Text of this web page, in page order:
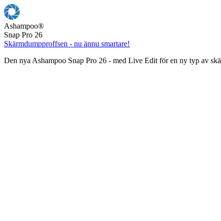
Ashampoo®
Snap Pro 26
Skärmdumpproffsen - nu ännu smartare!
Den nya Ashampoo Snap Pro 26 - med Live Edit för en ny typ av